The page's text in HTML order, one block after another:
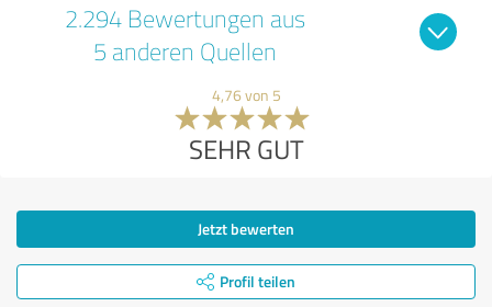
2.294 Bewertungen aus
5 anderen Quellen
4,76 von 5
SEHR GUT
Jetzt bewerten
Profil teilen